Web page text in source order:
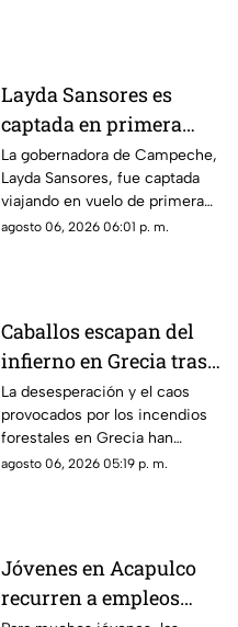
Layda Sansores es
captada en primera
clase rumbo a España
junto a la directora del
DIF
La gobernadora de Campeche,
Layda Sansores, fue captada
viajando en vuelo de primera
clase con destino a España en
agosto 06, 2026 06:01 p. m.
Caballos escapan del
infierno en Grecia tras
cuatro días de
incendios
descontrolados
La desesperación y el caos
provocados por los incendios
forestales en Grecia han
dejado imágenes
agosto 06, 2026 05:19 p. m.
Jóvenes en Acapulco
recurren a empleos